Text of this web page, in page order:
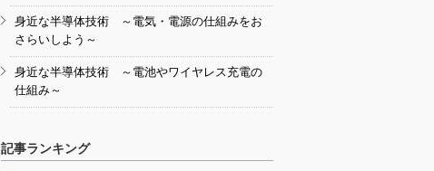
身近な半導体技術 ～電気・電源の仕組みをお
さらいしよう～
身近な半導体技術 ～電池やワイヤレス充電の
仕組み～
記事ランキング